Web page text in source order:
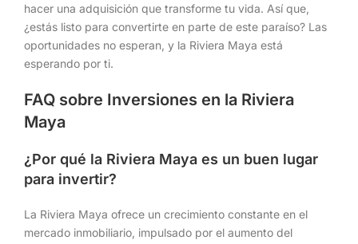
hacer una adquisición que transforme tu vida. Así que,
¿estás listo para convertirte en parte de este paraíso? Las
oportunidades no esperan, y la Riviera Maya está
esperando por ti.
FAQ sobre Inversiones en la Riviera
Maya
¿Por qué la Riviera Maya es un buen lugar
para invertir?
La Riviera Maya ofrece un crecimiento constante en el
mercado inmobiliario, impulsado por el aumento del